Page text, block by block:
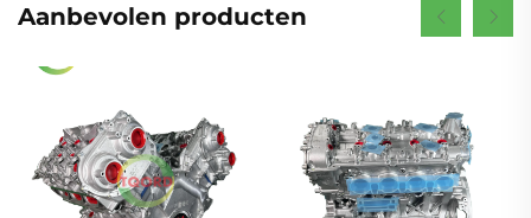
Aanbevolen producten